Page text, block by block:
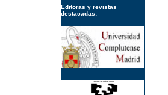
Editoras y revistas
destacadas: